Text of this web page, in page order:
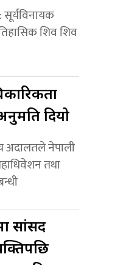
शिव शिव
दियो
अदालतले नेपाली
तथा
सांसद